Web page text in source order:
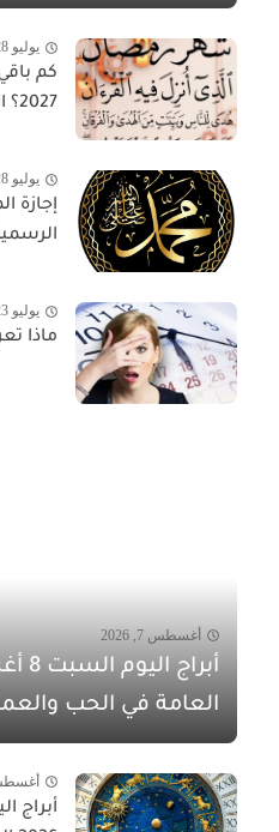
يوليو 28, 2026
كم
2027؟ العد التنازلي...
يوليو 28, 2026
إجازة
يوليو 23, 2026
ماذا
أغسطس 7, 2026
العامة في الحب
أغسطس 6,